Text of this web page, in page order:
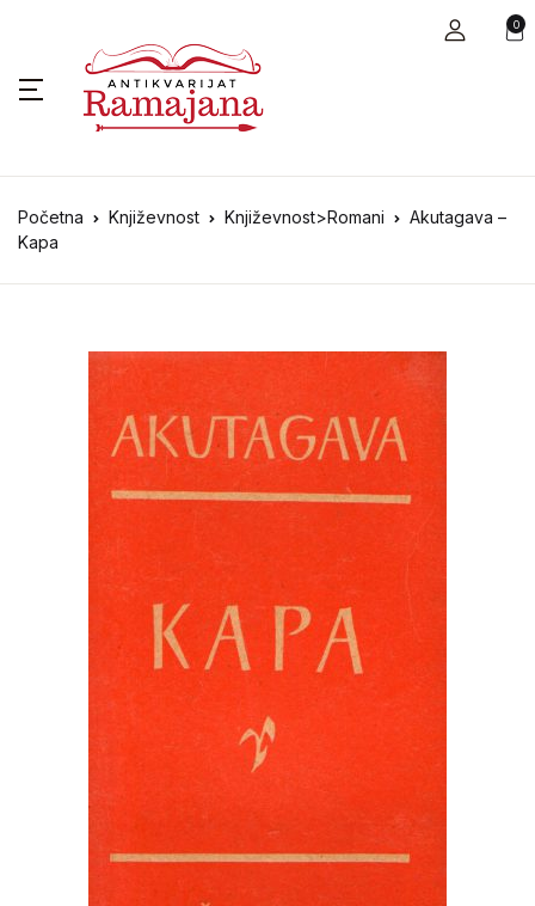
0
Početna Književnost Književnost>Romani
Akutagava –
Kapa